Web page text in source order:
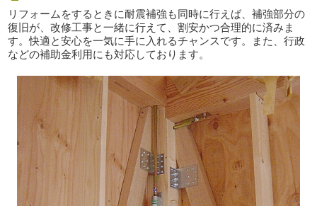
リフォームをするときに耐震補強も同時に行えば、補強部分の
復旧が、改修工事と一緒に行えて、割安かつ合理的に済みま
す。快適と安心を一気に手に入れるチャンスです。また、行政
などの補助金利用にも対応しております。